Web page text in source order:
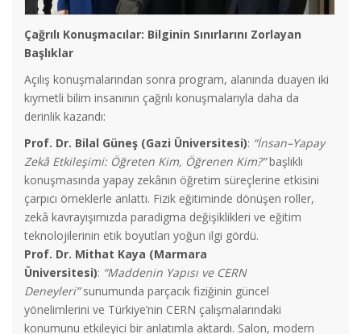
Çağrılı Konuşmacılar: Bilginin Sınırlarını Zorlayan
Başlıklar
Açılış konuşmalarından sonra program, alanında duayen iki
kıymetli bilim insanının çağrılı konuşmalarıyla daha da
derinlik kazandı:
Prof. Dr. Bilal Güneş (Gazi Üniversitesi): “İnsan–Yapay
Zekâ Etkileşimi: Öğreten Kim, Öğrenen Kim?”başlıklı
konuşmasında yapay zekânın öğretim süreçlerine etkisini
çarpıcı örneklerle anlattı. Fizik eğitiminde dönüşen roller,
zekâ kavrayışımızda paradigma değişiklikleri ve eğitim
teknolojilerinin etik boyutları yoğun ilgi gördü.
Prof. Dr. Mithat Kaya (Marmara
Üniversitesi): “Maddenin Yapısı ve CERN
Deneyleri”sunumunda parçacık fiziğinin güncel
yönelimlerini ve Türkiye’nin CERN çalışmalarındaki
konumunu etkileyici bir anlatımla aktardı. Salon, modern